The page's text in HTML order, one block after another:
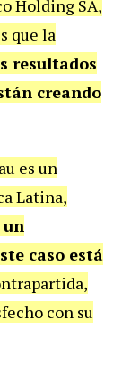
Holding SA,
que la
resultados
creando
es un
Latina,
un
caso está
con su